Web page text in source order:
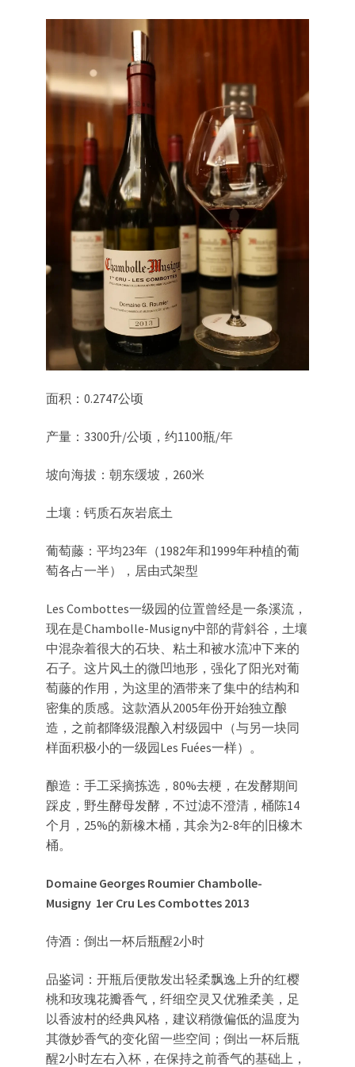
面积：0.2747公顷
产量：3300升/公顷，约1100瓶/年
坡向海拔：朝东缓坡，260米
土壤：钙质石灰岩底土
葡萄藤：平均23年（1982年和1999年种植的葡
萄各占一半），居由式架型
Les Combottes一级园的位置曾经是一条溪流，
现在是Chambolle-Musigny中部的背斜谷，土壤
中混杂着很大的石块、粘土和被水流冲下来的
石子。这片风土的微凹地形，强化了阳光对葡
萄藤的作用，为这里的酒带来了集中的结构和
密集的质感。这款酒从2005年份开始独立酿
造，之前都降级混酿入村级园中（与另一块同
样面积极小的一级园Les Fuées一样）。
酿造：手工采摘拣选，80%去梗，在发酵期间
踩皮，野生酵母发酵，不过滤不澄清，桶陈14
个月，25%的新橡木桶，其余为2-8年的旧橡木
桶。
Domaine Georges Roumier Chambolle-
Musigny 1er Cru Les Combottes 2013
侍酒：倒出一杯后瓶醒2小时
品鉴词：开瓶后便散发出轻柔飘逸上升的红樱
桃和玫瑰花瓣香气，纤细空灵又优雅柔美，足
以香波村的经典风格，建议稍微偏低的温度为
其微妙香气的变化留一些空间；倒出一杯后瓶
醒2小时左右入杯，在保持之前香气的基础上，